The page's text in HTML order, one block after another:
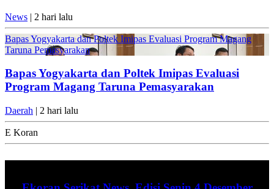
News | 2 hari lalu
Bapas Yogyakarta dan Poltek Imipas Evaluasi Program Magang
Taruna Pemasyarakan
Bapas Yogyakarta dan Poltek Imipas Evaluasi
Program Magang Taruna Pemasyarakan
Daerah | 2 hari lalu
E Koran